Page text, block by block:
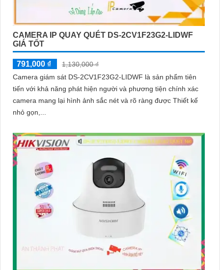
CAMERA IP QUAY QUÉT DS-2CV1F23G2-LIDWF
GIÁ TỐT
791,000 ₫
1,130,000 ₫
Camera giám sát DS-2CV1F23G2-LIDWF là sản phẩm tiên
tiến với khả năng phát hiện người và phương tiện chính xác
camera mang lại hình ảnh sắc nét và rõ ràng được Thiết kế
nhỏ gọn,...